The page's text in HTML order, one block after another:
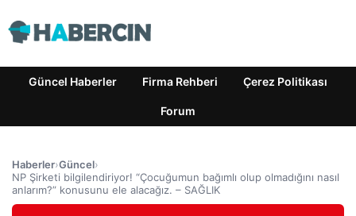
Güncel Haberler Firma Rehberi Çerez Politikası
Forum
Haberler›Güncel›
NP Şirketi bilgilendiriyor! “Çocuğumun bağımlı olup olmadığını nasıl
anlarım?” konusunu ele alacağız. – SAĞLIK